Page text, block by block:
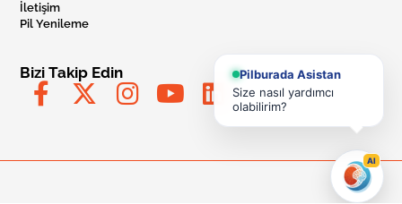
İletişim
Pil Yenileme
Bizi Takip Edin
Pilburada Asistan
Size nasıl yardımcı
olabilirim?
AI